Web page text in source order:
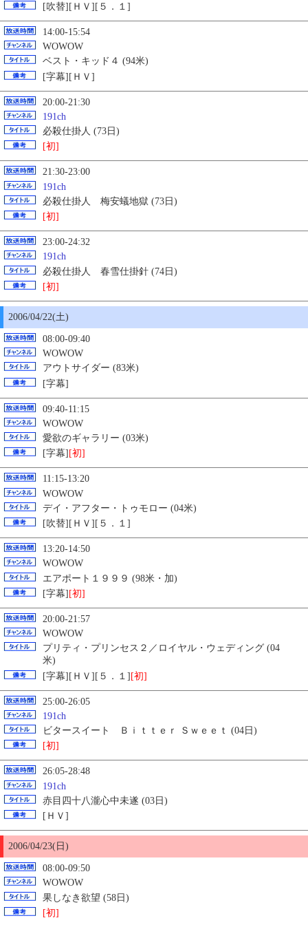
[吹替][ＨＶ][５．１]
14:00-15:54
WOWOW
ベスト・キッド４ (94米)
[字幕][ＨＶ]
20:00-21:30
191ch
必殺仕掛人 (73日)
[初]
21:30-23:00
191ch
必殺仕掛人 梅安蟻地獄 (73日)
[初]
23:00-24:32
191ch
必殺仕掛人 春雪仕掛針 (74日)
[初]
2006/04/22(土)
08:00-09:40
WOWOW
アウトサイダー (83米)
[字幕]
09:40-11:15
WOWOW
愛欲のギャラリー (03米)
[字幕] [初]
11:15-13:20
WOWOW
デイ・アフター・トゥモロー (04米)
[吹替][ＨＶ][５．１]
13:20-14:50
WOWOW
エアポート１９９９ (98米・加)
[字幕] [初]
20:00-21:57
WOWOW
プリティ・プリンセス２／ロイヤル・ウェディング (04
米)
[字幕][ＨＶ][５．１][初]
25:00-26:05
191ch
ビタースイート Ｂｉｔｔｅｒ Ｓｗｅｅｔ (04日)
[初]
26:05-28:48
191ch
赤目四十八瀧心中未遂 (03日)
[ＨＶ]
2006/04/23(日)
08:00-09:50
WOWOW
果しなき欲望 (58日)
[初]